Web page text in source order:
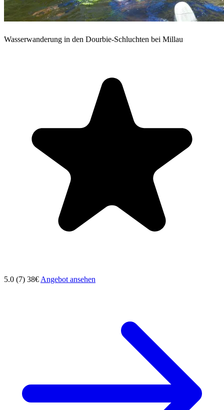
Wasserwanderung in den Dourbie-Schluchten bei Millau
5.0 (7) 38€ Angebot ansehen